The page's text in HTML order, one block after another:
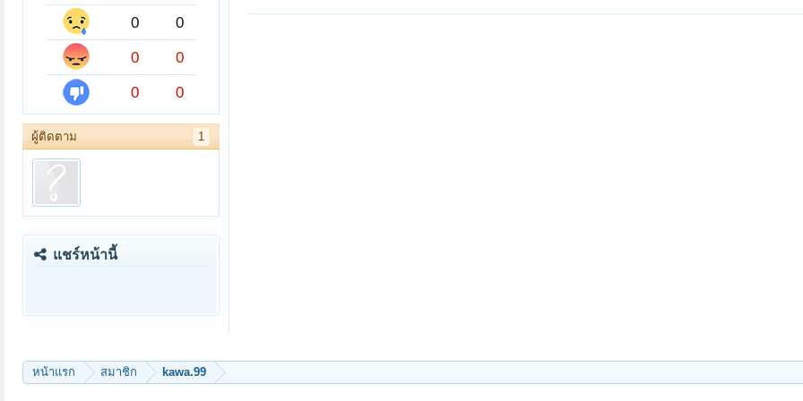
0
0
0
0
0
0
ผู้ติดตาม 1
แชร์หน้านี้
หน้าแรก สมาชิก kawa.99